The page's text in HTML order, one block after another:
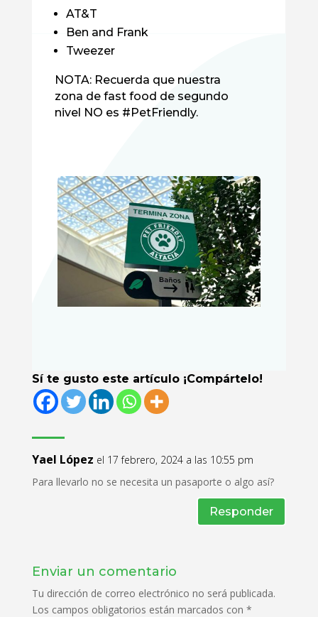
AT&T
Ben and Frank
Tweezer
NOTA: Recuerda que nuestra
zona de fast food de segundo
nivel NO es #PetFriendly.
Sí te gusto este artículo ¡Compártelo!
Yael López el 17 febrero, 2024 a las 10:55 pm
Para llevarlo no se necesita un pasaporte o algo así?
Responder
Enviar un comentario
Tu dirección de correo electrónico no será publicada.
Los campos obligatorios están marcados con *